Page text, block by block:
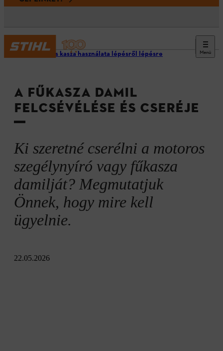
Menü
Motoros kasza használata lépésről lépésre
A FŰKASZA DAMIL
FELCSÉVÉLÉSE ÉS CSERÉJE
Ki szeretné cserélni a motoros
szegélynyíró vagy fűkasza
damilját? Megmutatjuk
Önnek, hogy mire kell
ügyelnie.
22.05.2026